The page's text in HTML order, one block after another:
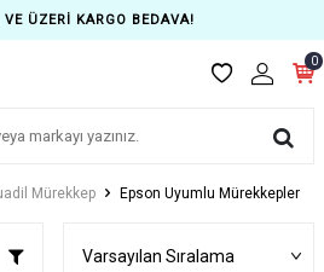
ÜZERİ KARGO BEDAVA!
0
Mürekkep Epson Uyumlu Mürekkepler